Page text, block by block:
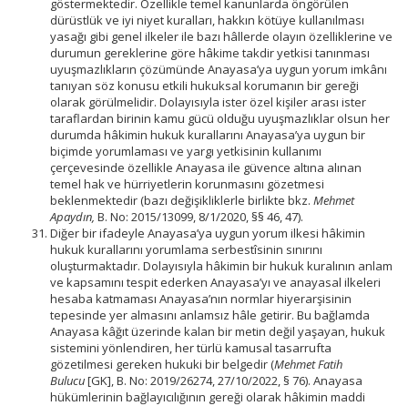
göstermektedir. Özellikle temel kanunlarda öngörülen
dürüstlük ve iyi niyet kuralları, hakkın kötüye kullanılması
yasağı gibi genel ilkeler ile bazı hâllerde olayın özelliklerine ve
durumun gereklerine göre hâkime takdir yetkisi tanınması
uyuşmazlıkların çözümünde Anayasa’ya uygun yorum imkânı
tanıyan söz konusu etkili hukuksal korumanın bir gereği
olarak görülmelidir. Dolayısıyla ister özel kişiler arası ister
taraflardan birinin kamu gücü olduğu uyuşmazlıklar olsun her
durumda hâkimin hukuk kurallarını Anayasa’ya uygun bir
biçimde yorumlaması ve yargı yetkisinin kullanımı
çerçevesinde özellikle Anayasa ile güvence altına alınan
temel hak ve hürriyetlerin korunmasını gözetmesi
beklenmektedir (bazı değişikliklerle birlikte bkz. Mehmet
Apaydın, B. No: 2015/13099, 8/1/2020, §§ 46, 47).
Diğer bir ifadeyle Anayasa’ya uygun yorum ilkesi hâkimin
hukuk kurallarını yorumlama serbestîsinin sınırını
oluşturmaktadır. Dolayısıyla hâkimin bir hukuk kuralının anlam
ve kapsamını tespit ederken Anayasa’yı ve anayasal ilkeleri
hesaba katmaması Anayasa’nın normlar hiyerarşisinin
tepesinde yer almasını anlamsız hâle getirir. Bu bağlamda
Anayasa kâğıt üzerinde kalan bir metin değil yaşayan, hukuk
sistemini yönlendiren, her türlü kamusal tasarrufta
gözetilmesi gereken hukuki bir belgedir (Mehmet Fatih
Bulucu[GK], B. No: 2019/26274, 27/10/2022, § 76). Anayasa
hükümlerinin bağlayıcılığının gereği olarak hâkimin maddi